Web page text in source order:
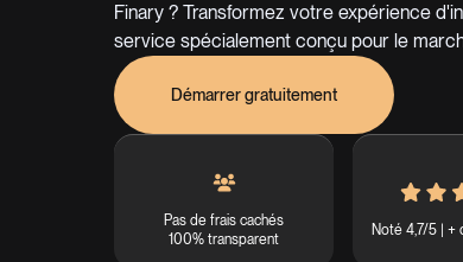
Finary ? Transformez votre expérience
service spécialement conçu pour le
Démarrer gratuitement
Pas de frais cachés
100% transparent
Noté 4,7/5 | +